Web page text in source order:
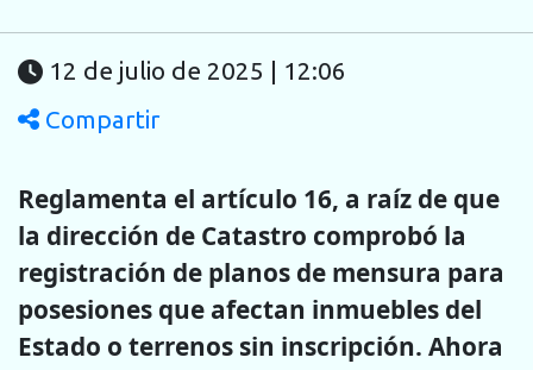
12 de julio de 2025 | 12:06
Compartir
Reglamenta el artículo 16, a raíz de que
la dirección de Catastro comprobó la
registración de planos de mensura para
posesiones que afectan inmuebles del
Estado o terrenos sin inscripción. Ahora